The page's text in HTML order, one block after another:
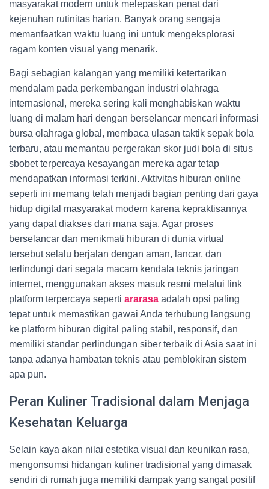
masyarakat modern untuk melepaskan penat dari
kejenuhan rutinitas harian. Banyak orang sengaja
memanfaatkan waktu luang ini untuk mengeksplorasi
ragam konten visual yang menarik.
Bagi sebagian kalangan yang memiliki ketertarikan
mendalam pada perkembangan industri olahraga
internasional, mereka sering kali menghabiskan waktu
luang di malam hari dengan berselancar mencari informasi
bursa olahraga global, membaca ulasan taktik sepak bola
terbaru, atau memantau pergerakan skor judi bola di situs
sbobet terpercaya kesayangan mereka agar tetap
mendapatkan informasi terkini. Aktivitas hiburan online
seperti ini memang telah menjadi bagian penting dari gaya
hidup digital masyarakat modern karena kepraktisannya
yang dapat diakses dari mana saja. Agar proses
berselancar dan menikmati hiburan di dunia virtual
tersebut selalu berjalan dengan aman, lancar, dan
terlindungi dari segala macam kendala teknis jaringan
internet, menggunakan akses masuk resmi melalui link
platform terpercaya seperti ararasa adalah opsi paling
tepat untuk memastikan gawai Anda terhubung langsung
ke platform hiburan digital paling stabil, responsif, dan
memiliki standar perlindungan siber terbaik di Asia saat ini
tanpa adanya hambatan teknis atau pemblokiran sistem
apa pun.
Peran Kuliner Tradisional dalam Menjaga
Kesehatan Keluarga
Selain kaya akan nilai estetika visual dan keunikan rasa,
mengonsumsi hidangan kuliner tradisional yang dimasak
sendiri di rumah juga memiliki dampak yang sangat positif